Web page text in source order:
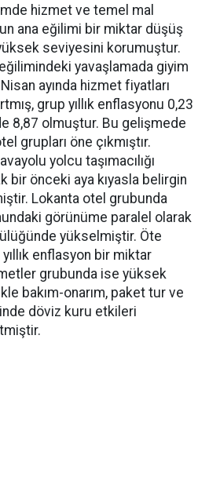
hizmet ve temel mal
ana eğilimi bir miktar düşüş
seviyesini korumuştur.
yavaşlamada giyim
ayında hizmet fiyatları
grup yıllık enflasyonu 0,23
8,87 olmuştur. Bu gelişmede
grupları öne çıkmıştır.
yolcu taşımacılığı
bir önceki aya kıyasla belirgin
Lokanta otel grubunda
görünüme paralel olarak
yükselmiştir. Öte
enflasyon bir miktar
grubunda ise yüksek
bakım-onarım, paket tur ve
döviz kuru etkileri